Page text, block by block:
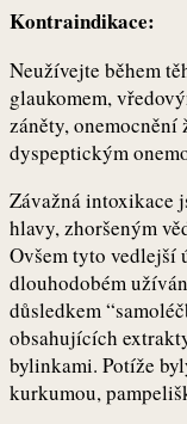
Kontraindikace:
Neužívejte během
glaukomem,
záněty,
dyspeptickým
Závažná intoxikace
hlavy, zhoršeným
Ovšem tyto vedlejší
dlouhodobém
důsledkem
obsahujících
bylinkami. Potíže
kurkumou,